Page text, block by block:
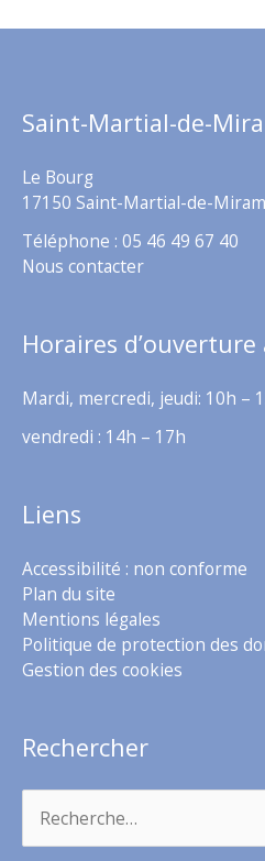
Saint-Martial-de-
Le Bourg
17150 Saint-Martial-de-
Téléphone : 05 46 49 67 40
Nous contacter
Horaires
Mardi, mercredi, jeudi: 10h –
vendredi : 14h – 17h
Liens
Accessibilité : non conforme
Plan du site
Mentions légales
Politique de protection des
Gestion des cookies
Rechercher